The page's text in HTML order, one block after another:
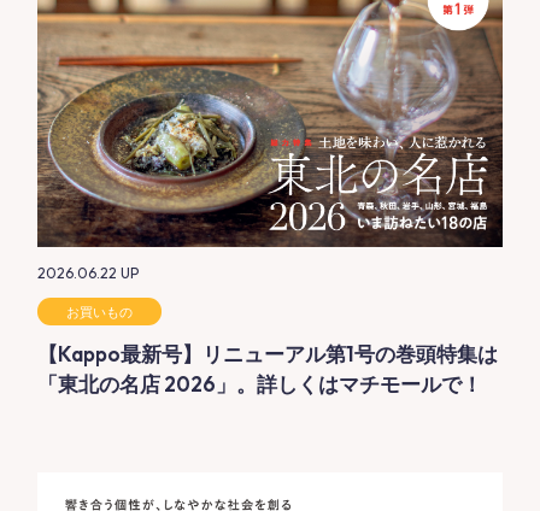
2026.06.22 UP
お買いもの
【Kappo最新号】リニューアル第1号の巻頭特集は
「東北の名店 2026」。詳しくはマチモールで！